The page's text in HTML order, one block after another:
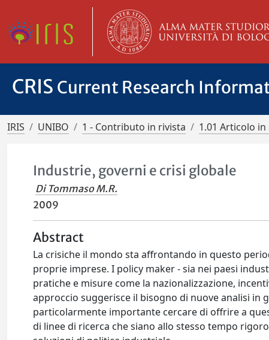
CRIS Current Research
IRIS UNIBO 1 - Contributo in rivista 1.01 Articolo in
Industrie, governi e crisi globale
Di Tommaso M.R.
2009
Abstract
La crisiche il mondo sta affrontando in questo
proprie imprese. I policy maker - sia nei paesi
pratiche e misure come la nazionalizzazione,
approccio suggerisce il bisogno di nuove analisi
particolarmente importante cercare di offrire a
di linee di ricerca che siano allo stesso tempo